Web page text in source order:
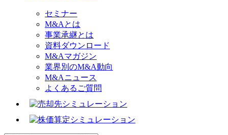
セミナー
M&Aとは
事業承継とは
資料ダウンロード
M&Aマガジン
業界別のM&A動向
M&Aニュース
よくあるご質問